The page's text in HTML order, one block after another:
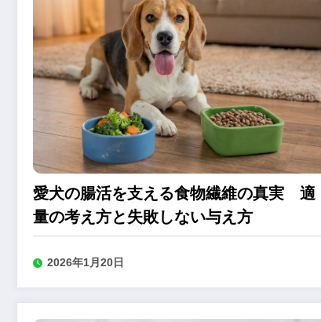
愛犬の腸活を支える食物繊維の真実 適
量の考え方と失敗しない与え方
2026年1月20日